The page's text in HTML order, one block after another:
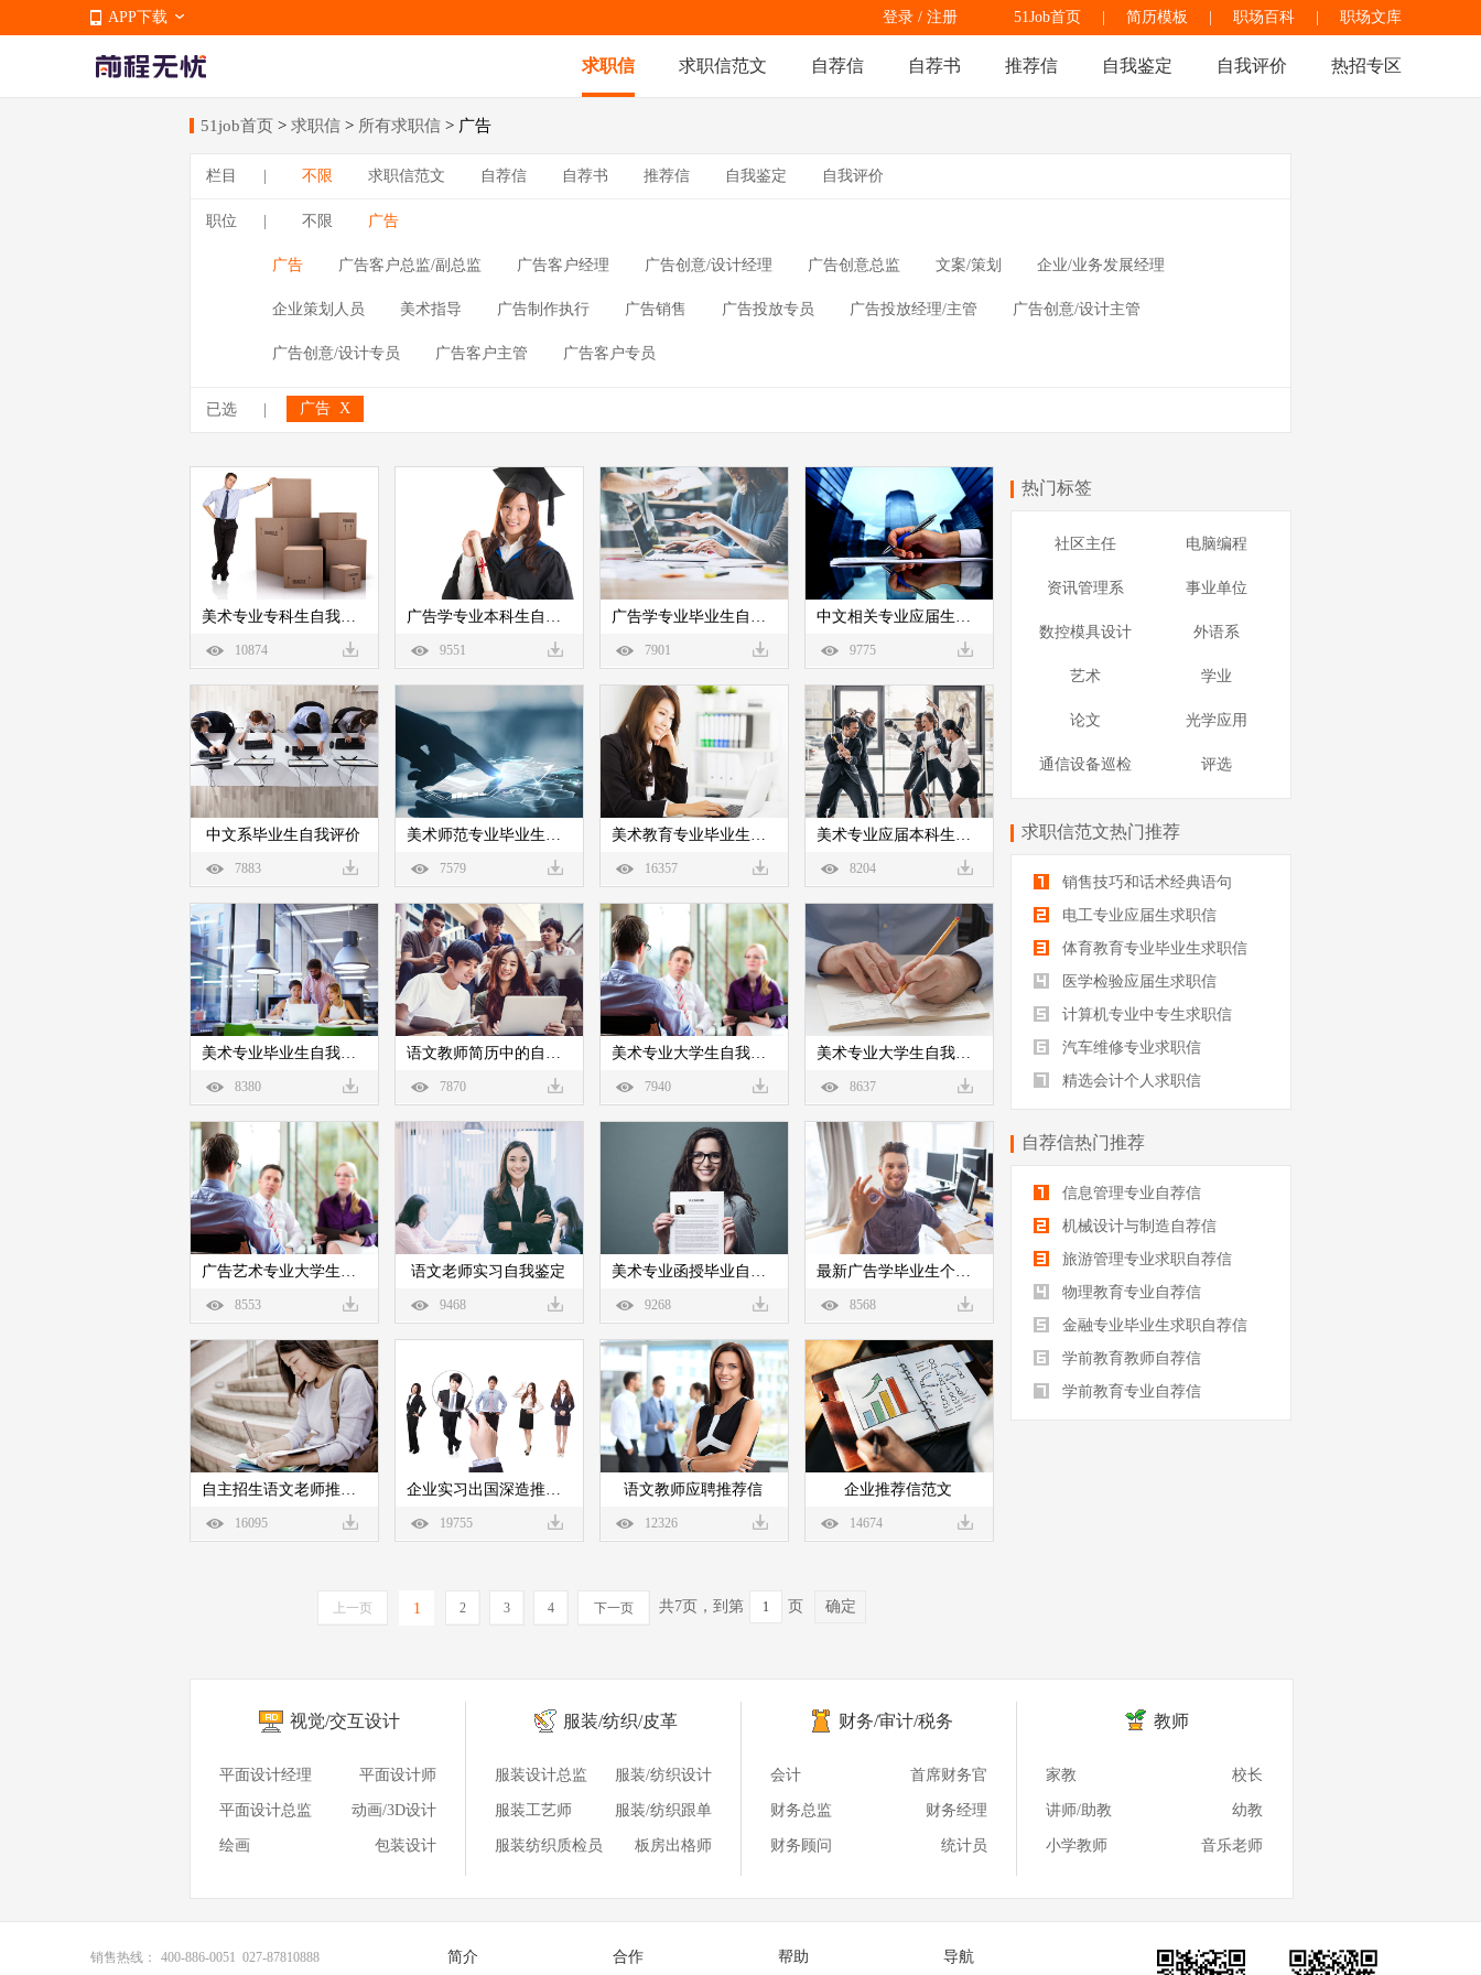
APP下载 51Job首页 简历模板 职场百科 职场文库
登录 / 注册
求职信 求职信范文 自荐信 自荐书 推荐信 自我鉴定 自我评价 热招专区
51job首页 > 求职信 > 所有求职信 > 广告
栏目 不限 求职信范文 自荐信 自荐书 推荐信 自我鉴定 自我评价
职位 不限 广告
广告 广告客户总监/副总监 广告客户经理 广告创意/设计经理 广告创意总监 文案/策划 企业/业务发展经理
企业策划人员 美术指导 广告制作执行 广告销售 广告投放专员 广告投放经理/主管 广告创意/设计主管
广告创意/设计专员 广告客户主管 广告客户专员
已选 广告 X
美术专业专科生自我评价
10874
广告学专业本科生自我评价
9551
广告学专业毕业生自我评价
7901
中文相关专业应届生自我评价
9775
中文系毕业生自我评价
7883
美术师范专业毕业生自我评价
7579
美术教育专业毕业生自我评价
16357
美术专业应届本科生自我评价
8204
美术专业毕业生自我评价
8380
语文教师简历中的自我评价
7870
美术专业大学生自我评价
7940
美术专业大学生自我评价
8637
广告艺术专业大学生自我鉴定
8553
语文老师实习自我鉴定
9468
美术专业函授毕业自我鉴定
9268
最新广告学毕业生个人自我鉴定
8568
自主招生语文老师推荐信
16095
企业实习出国深造推荐信
19755
语文教师应聘推荐信
12326
企业推荐信范文
14674
上一页 1 2 3 4 下一页 共7页，到第 页 确定
热门标签
社区主任 电脑编程
资讯管理系 事业单位
数控模具设计 外语系
艺术 学业
论文 光学应用
通信设备巡检 评选
求职信范文热门推荐
销售技巧和话术经典语句
电工专业应届生求职信
体育教育专业毕业生求职信
医学检验应届生求职信
计算机专业中专生求职信
汽车维修专业求职信
精选会计个人求职信
自荐信热门推荐
信息管理专业自荐信
机械设计与制造自荐信
旅游管理专业求职自荐信
物理教育专业自荐信
金融专业毕业生求职自荐信
学前教育教师自荐信
学前教育专业自荐信
视觉/交互设计
平面设计经理 平面设计师
平面设计总监 动画/3D设计
绘画 包装设计
服装/纺织/皮革
服装设计总监 服装/纺织设计
服装工艺师 服装/纺织跟单
服装纺织质检员 板房出格师
财务/审计/税务
会计 首席财务官
财务总监 财务经理
财务顾问 统计员
教师
家教 校长
讲师/助教 幼教
小学教师 音乐老师
销售热线： 400-886-0051 027-87810888 简介 合作 帮助 导航